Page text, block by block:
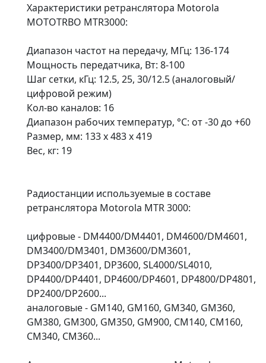
Характеристики ретранслятора Motorola
MOTOTRBO MTR3000:
Диапазон частот на передачу, МГц: 136-174
Мощность передатчика, Вт: 8-100
Шаг сетки, кГц: 12.5, 25, 30/12.5 (аналоговый/
цифровой режим)
Кол-во каналов: 16
Диапазон рабочих температур, °С: от -30 до +60
Размер, мм: 133 х 483 х 419
Вес, кг: 19
Радиостанции используемые в составе
ретранслятора Motorola MTR 3000:
цифровые - DM4400/DM4401, DM4600/DM4601,
DM3400/DM3401, DM3600/DM3601,
DP3400/DP3401, DP3600, SL4000/SL4010,
DP4400/DP4401, DP4600/DP4601, DP4800/DP4801,
DP2400/DP2600...
аналоговые - GM140, GM160, GM340, GM360,
GM380, GM300, GM350, GM900, CM140, CM160,
CM340, CM360...